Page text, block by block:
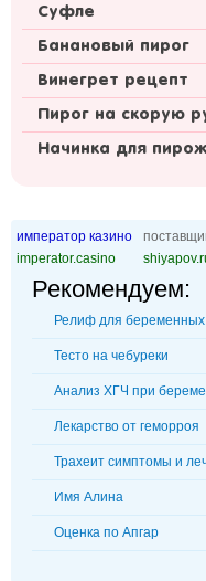
Суфле
Банановый пирог
Винегрет рецепт
Пирог на скорую
Начинка для
император казино
imperator.casino
Рекомендуем:
Релиф для беременных
Тесто на чебуреки
Анализ ХГЧ при
Лекарство от геморроя
Трахеит симптомы и
Имя Алина
Оценка по Апгар